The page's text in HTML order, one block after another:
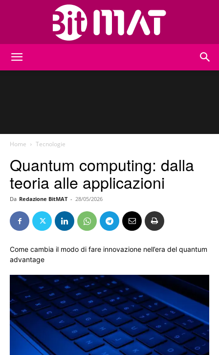
Home Tecnologie
Quantum computing: dalla
teoria alle applicazioni
Da Redazione BitMAT - 28/05/2026
Come cambia il modo di fare innovazione nell’era del quantum
advantage